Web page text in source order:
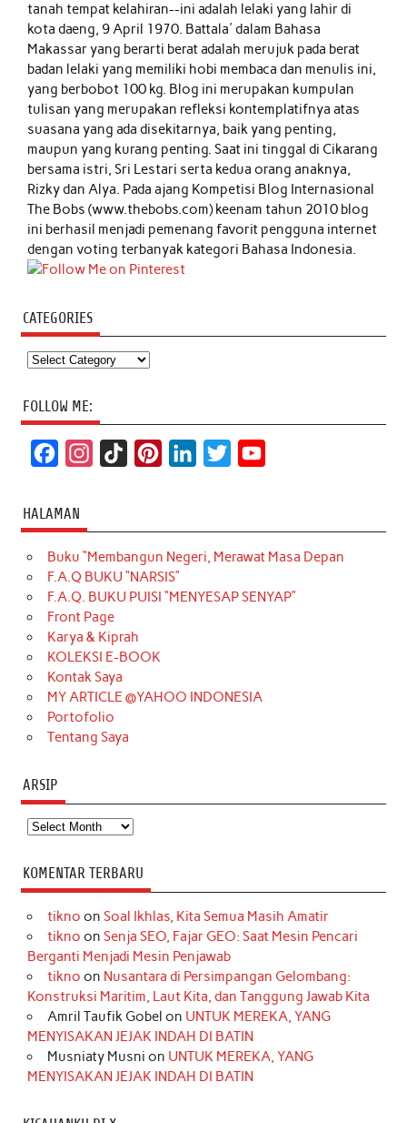
tanah tempat kelahiran--ini adalah lelaki yang lahir di
kota daeng, 9 April 1970. Battala' dalam Bahasa
Makassar yang berarti berat adalah merujuk pada berat
badan lelaki yang memiliki hobi membaca dan menulis ini,
yang berbobot 100 kg. Blog ini merupakan kumpulan
tulisan yang merupakan refleksi kontemplatifnya atas
suasana yang ada disekitarnya, baik yang penting,
maupun yang kurang penting. Saat ini tinggal di Cikarang
bersama istri, Sri Lestari serta kedua orang anaknya,
Rizky dan Alya. Pada ajang Kompetisi Blog Internasional
The Bobs (www.thebobs.com) keenam tahun 2010 blog
ini berhasil menjadi pemenang favorit pengguna internet
dengan voting terbanyak kategori Bahasa Indonesia.
CATEGORIES
Categories
FOLLOW ME:
c
e
b
o
o
k
t
a
g
r
a
m
T
o
k
t
e
r
k
e
d
t
t
e
T
u
b
HALAMAN
Buku “Membangun Negeri, Merawat Masa Depan
F.A.Q BUKU “NARSIS”
F.A.Q. BUKU PUISI “MENYESAP SENYAP”
Front Page
Karya & Kiprah
KOLEKSI E-BOOK
Kontak Saya
MY ARTICLE @YAHOO INDONESIA
Portofolio
Tentang Saya
ARSIP
Arsip
KOMENTAR TERBARU
tikno on Soal Ikhlas, Kita Semua Masih Amatir
tikno on Senja SEO, Fajar GEO: Saat Mesin Pencari
Berganti Menjadi Mesin Penjawab
tikno on Nusantara di Persimpangan Gelombang:
Konstruksi Maritim, Laut Kita, dan Tanggung Jawab Kita
Amril Taufik Gobel on UNTUK MEREKA, YANG
MENYISAKAN JEJAK INDAH DI BATIN
Musniaty Musni on UNTUK MEREKA, YANG
MENYISAKAN JEJAK INDAH DI BATIN